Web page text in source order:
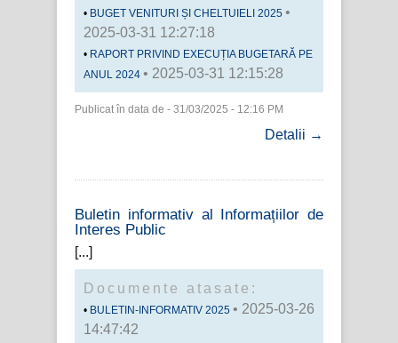
BUGET VENITURI ȘI CHELTUIELI 2025 •
2025-03-31 12:27:18
RAPORT PRIVIND EXECUȚIA BUGETARĂ PE
ANUL 2024 • 2025-03-31 12:15:28
Publicat în data de - 31/03/2025 - 12:16 PM
Detalii →
Buletin informativ al Informațiilor de
Interes Public
Documente atasate:
BULETIN-INFORMATIV 2025 • 2025-03-26
14:47:42